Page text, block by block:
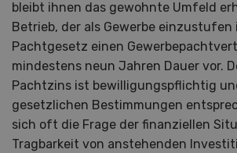
bleibt ihnen das gewohnte Umfeld
Betrieb, der als Gewerbe
Pachtgesetz einen
mindestens neun Jahren Dauer vor.
Pachtzins ist bewilligungspflichtig
gesetzlichen Bestimmungen
sich oft die Frage der finanziellen
Tragbarkeit von anstehenden